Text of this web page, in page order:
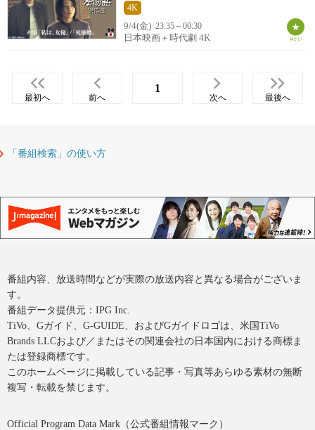
4K
9/4(金) 23:35～00:30
日本映画＋時代劇 4K
最初へ 前へ
1
次へ 最後へ
「番組検索」の使い方
番組内容、放送時間などが実際の放送内容と異なる場合がございま
す。
番組データ提供元：IPG Inc.
TiVo、Gガイド、G-GUIDE、およびGガイドロゴは、米国TiVo
Brands LLCおよび／またはその関連会社の日本国内における商標ま
たは登録商標です。
このホームページに掲載している記事・写真等あらゆる素材の無断
複写・転載を禁じます。
Official Program Data Mark（公式番組情報マーク）